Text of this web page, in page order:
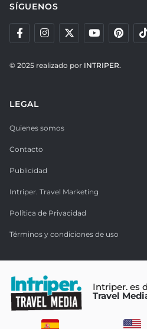
SÍGUENOS
© 2025 realizado por INTRIPER.
LEGAL
Quienes somos
Contacto
Publicidad
Intriper. Travel Marketing
Política de Privacidad
Términos y condiciones de uso
Intriper. es
Travel